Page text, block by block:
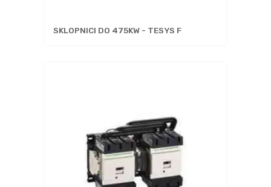
SKLOPNICI DO 475KW - TESYS F